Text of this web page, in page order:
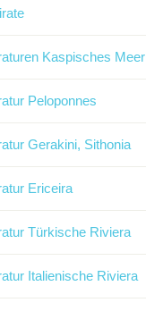
Kaspisches Meer
Peloponnes
Gerakini, Sithonia
Ericeira
Türkische Riviera
Italienische Riviera